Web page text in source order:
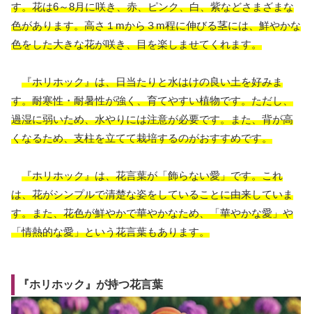
す。花は6～8月に咲き、赤、ピンク、白、紫などさまざまな
色があります。高さ１mから３m程に伸びる茎には、鮮やかな
色をした大きな花が咲き、目を楽しませてくれます。
『ホリホック』は、日当たりと水はけの良い土を好みま
す。耐寒性・耐暑性が強く、育てやすい植物です。ただし、
過湿に弱いため、水やりには注意が必要です。また、背が高
くなるため、支柱を立てて栽培するのがおすすめです。
『ホリホック』は、花言葉が「飾らない愛」です。これ
は、花がシンプルで清楚な姿をしていることに由来していま
す。また、花色が鮮やかで華やかなため、「華やかな愛」や
「情熱的な愛」という花言葉もあります。
『ホリホック』が持つ花言葉